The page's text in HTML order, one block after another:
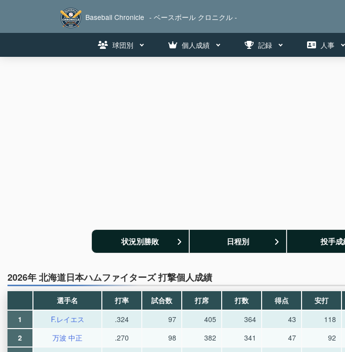
Baseball Chronicle - ベースボール クロニクル -
球団別 個人成績 記録 人事
状況別勝敗 日程別 投手成
2026年 北海道日本ハムファイターズ 打撃個人成績
選手名 打率 試合数 打席 打数 得点 安打
1
F.レイエス .324 97 405 364 43 118
2
万波 中正 .270 98 382 341 47 92